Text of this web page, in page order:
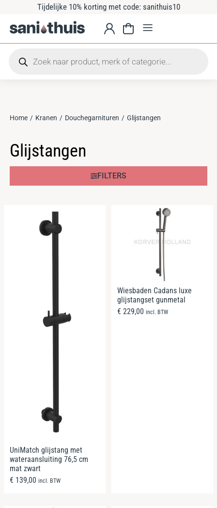
Tijdelijke 10% korting met code: sanithuis10
Je bent hier:
Home Kranen Douchegarnituren Glijstangen
Glijstangen
FILTERS
UniMatch glijstang met
wateraansluiting 76,5 cm
mat zwart
€ 139,00 incl. BTW
Wiesbaden Cadans luxe
glijstangset gunmetal
€ 229,00 incl. BTW